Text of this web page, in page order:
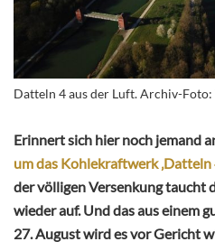
Datteln 4 aus der Luft. Archiv-
Erinnert sich hier noch jemand
um das Kohlekraftwerk ‚Datteln
der völligen Versenkung taucht
wieder auf. Und das aus einem
27. August wird es vor Gericht